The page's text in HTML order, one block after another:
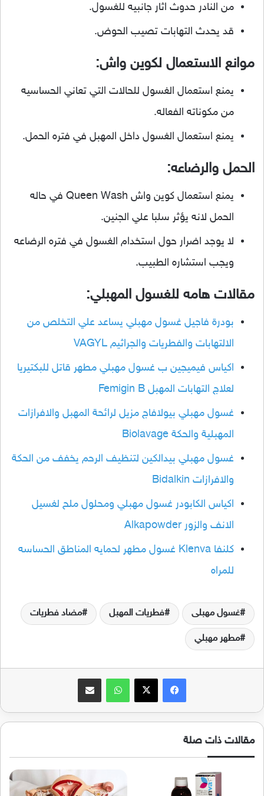
من النادر حدوث اثار جانبيه للغسول.
قد يحدث التهابات تصيب الحوض.
موانع الاستعمال لكوين واش:
يمنع استعمال الغسول للحالات التي تعاني الحساسيه
من مكوناته الفعاله.
يمنع استعمال الغسول داخل المهبل في فتره الحمل.
الحمل والرضاعه:
يمنع استعمال كوين واش Queen Wash في حاله
الحمل لانه يؤثر سلبا علي الجنين.
لا يوجد اضرار حول استخدام الغسول في فتره الرضاعه
ويجب استشاره الطبيب.
مقالات هامه للغسول المهبلي:
بودرة فاجيل غسول مهبلي يساعد علي التخلص من
الالتهابات والفطريات والجراثيم VAGYL
اكياس فيميجين ب غسول مهبلي مطهر قاتل للبكتيريا
لعلاج التهابات المهبل Femigin B
غسول مهبلي بيولافاج مزيل لرائحة المهبل والافرازات
المهبلية والحكة Biolavage
غسول مهبلي بيدالكين لتنظيف الرحم يخفف من الحكة
والافرازات Bidalkin
اكياس الكابودر غسول مهبلي ومحلول ملح لغسيل
الانف والزور Alkapowder
كلنفا Klenva غسول مطهر لحمايه المناطق الحساسه
للمراه
غسول مهبلى فطريات المهبل مضاد فطريات
مطهر مهبلي
فيسبوك‫X واتساب مشاركة عبر البريد
مقالات ذات صلة